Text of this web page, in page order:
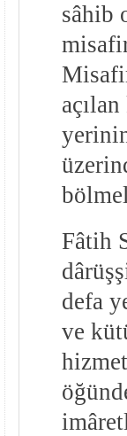
sâhib
Fâtih
defa
ve